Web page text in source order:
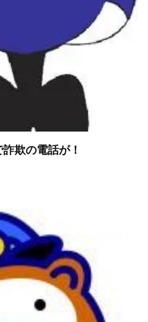
欺の電話が！